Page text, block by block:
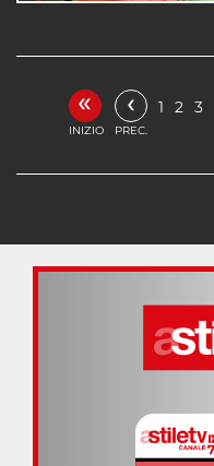
«
INIZIO
‹
PREC.
1 2 3